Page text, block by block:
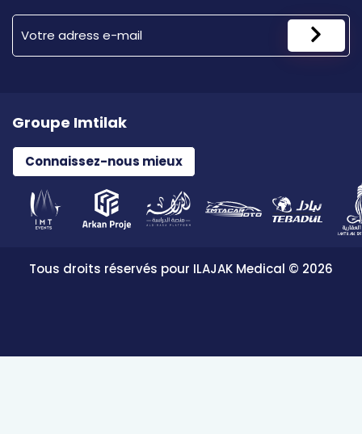
Groupe Imtilak
Connaissez-nous mieux
Tous droits réservés pour ILAJAK Medical © 2026